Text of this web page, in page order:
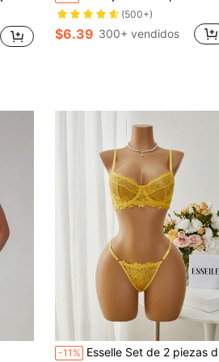
(500+)
$6.39 300+ vendidos
-11% Esselle Set de 2 piezas de lencería con parches de encaje color rosa rojo, madura y sensual